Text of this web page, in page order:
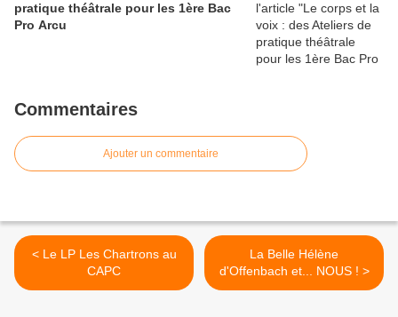
pratique théâtrale pour les 1ère Bac
Pro Arcu
Commentaires
Ajouter un commentaire
< Le LP Les Chartrons au
CAPC
La Belle Hélène
d'Offenbach et... NOUS ! >